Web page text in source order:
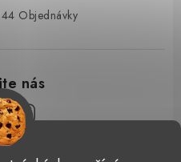
Objednávky